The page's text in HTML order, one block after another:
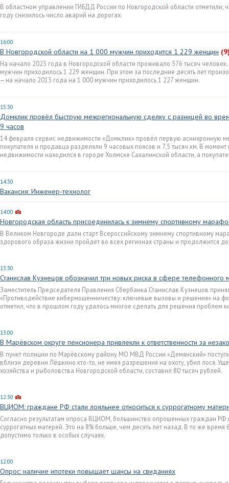
В областном управлении ГИБДД России по Новгородской области
году снизилось число аварий на дорогах.
16:00
В Новгородской области на 1 000 мужчин приходится 1 229 женщин
На начало 2023 года в Новгородской области проживало 576 тысяч
мужчин приходилось 1 229 женщин. При этом за последние десять лет
— на начало 2013 года на 1 000 мужчин приходилось 1 227 женщин.
15:30
Домклик провёл быструю межрегиональную сделку с разницей во
9 часов
14 февраля сервис недвижимости «Домклик» провёл первую асинхронную
покупателя и продавца разделяли 9 часовых поясов и 7,5 тысяч км. В
недвижимости находился в городе Холмске Сахалинской области, а
14:30
Вакансия: Инженер-технолог
14:00
Новгородская область присоединилась к зимнему спортивному
В Великом Новгороде дали старт Всероссийскому зимнему спортивному
здорового образа жизни пройдет во всех регионах страны и продолжится
13:30
Станислав Кузнецов обозначил три новых риска в сфере телефонного
Заместитель Председателя Правления Сбербанка Станислав Кузнецов
«Противодействие кибермошенничеству: ключевые вызовы и решения» на
отметил, что в прошлом году удалось многое сделать для решения проблем
13:00
В Марёвском округе пенсионера привлекли к ответственности за
В пункт полиции по Марёвскому району МО МВД России «Демянский»
вблизи деревни Лёшкино кто-то, не имея разрешения на охоту, убил лося.
хозяйства и рыболовства Новгородской области, составил 80 тысяч рублей.
12:30
ВЦИОМ: граждане РФ стали лояльнее относиться к суррогатному
Согласно результатам опроса ВЦИОМ, большинство опрошенных граждан РФ
суррогатных матерей. Это на 8% больше, чем десять лет назад. В то же время
допустимо только в особых случаях.
12:00
Опрос: наличие ипотеки повышает шансы на свиданиях